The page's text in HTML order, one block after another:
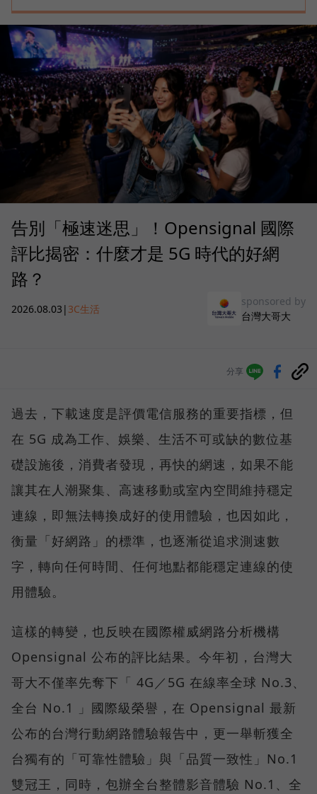
告別「極速迷思」！Opensignal 國際
評比揭密：什麼才是 5G 時代的好網
路？
2026.08.03 | 3C生活
sponsored by
台灣大哥大
分享
過去，下載速度是評價電信服務的重要指標，但
在 5G 成為工作、娛樂、生活不可或缺的數位基
礎設施後，消費者發現，再快的網速，如果不能
讓其在人潮聚集、高速移動或室內空間維持穩定
連線，即無法轉換成好的使用體驗，也因如此，
衡量「好網路」的標準，也逐漸從追求測速數
字，轉向任何時間、任何地點都能穩定連線的使
用體驗。
這樣的轉變，也反映在國際權威網路分析機構
Opensignal 公布的評比結果。今年初，台灣大
哥大不僅率先奪下「 4G／5G 在線率全球 No.3、
全台 No.1 」國際級榮譽，在 Opensignal 最新
公布的台灣行動網路體驗報告中，更一舉斬獲全
台獨有的「可靠性體驗」與「品質一致性」No.1
雙冠王，同時，包辦全台整體影音體驗 No.1、全